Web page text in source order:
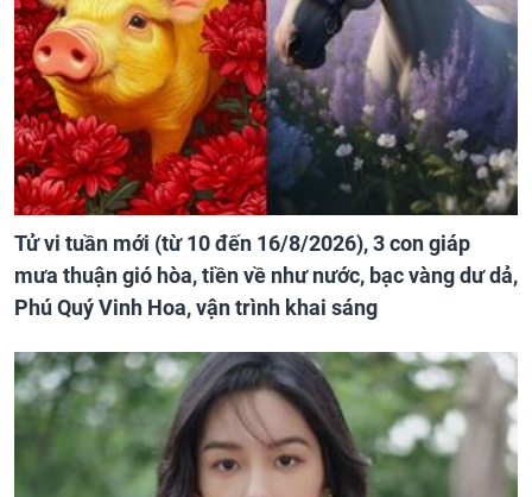
Tử vi tuần mới (từ 10 đến 16/8/2026), 3 con giáp
mưa thuận gió hòa, tiền về như nước, bạc vàng dư dả,
Phú Quý Vinh Hoa, vận trình khai sáng